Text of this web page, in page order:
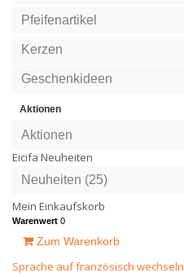
Pfeifenartikel
Kerzen
Geschenkideen
Aktionen
Aktionen
Eicifa Neuheiten
Neuheiten (25)
Mein Einkaufskorb
Warenwert 0
Zum Warenkorb
Sprache auf französisch wechseln